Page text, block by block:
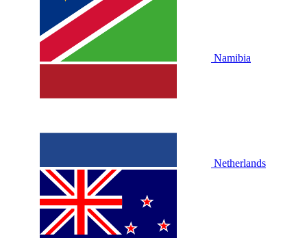
Namibia
Netherlands